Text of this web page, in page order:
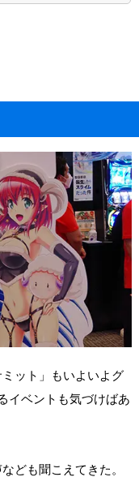
ット」もいよいよグ
イベントも気づけばあ
ども聞こえてきた。